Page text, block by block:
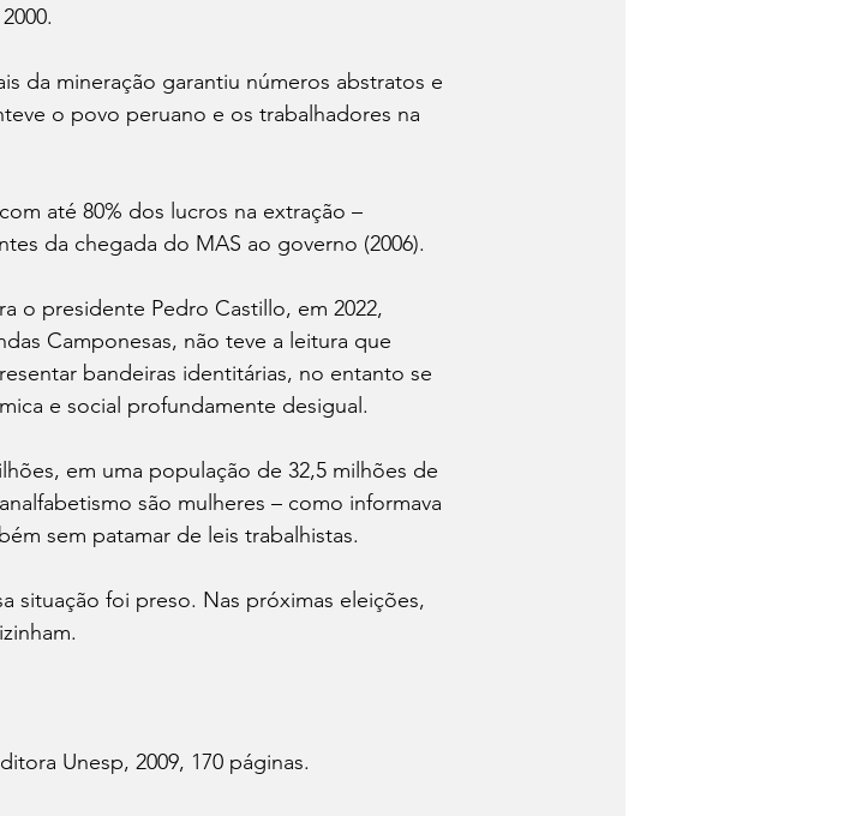
da mineração garantiu números abstratos e
o povo peruano e os trabalhadores na
até 80% dos lucros na extração –
da chegada do MAS ao governo (2006).
o presidente Pedro Castillo, em 2022,
Camponesas, não teve a leitura que
bandeiras identitárias, no entanto se
e social profundamente desigual.
em uma população de 32,5 milhões de
são mulheres – como informava
sem patamar de leis trabalhistas.
situação foi preso. Nas próximas eleições,
Unesp, 2009, 170 páginas.